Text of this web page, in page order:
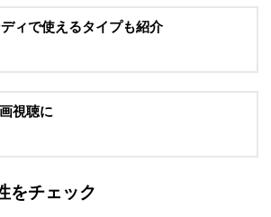
ィで使えるタイプも紹介
視聴に
をチェック